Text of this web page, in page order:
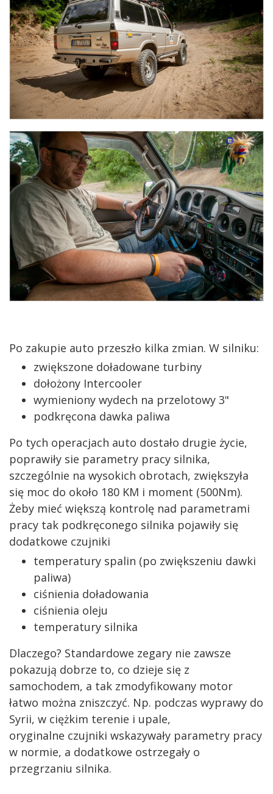
Po zakupie auto przeszło kilka zmian. W silniku:
zwiększone doładowane turbiny
dołożony Intercooler
wymieniony wydech na przelotowy 3"
podkręcona dawka paliwa
Po tych operacjach auto dostało drugie życie,
poprawiły sie parametry pracy silnika,
szczególnie na wysokich obrotach, zwiększyła
się moc do około 180 KM i moment (500Nm).
Żeby mieć większą kontrolę nad parametrami
pracy tak podkręconego silnika pojawiły się
dodatkowe czujniki
temperatury spalin (po zwiększeniu dawki
paliwa)
ciśnienia doładowania
ciśnienia oleju
temperatury silnika
Dlaczego? Standardowe zegary nie zawsze
pokazują dobrze to, co dzieje się z
samochodem, a tak zmodyfikowany motor
łatwo można zniszczyć. Np. podczas wyprawy do
Syrii, w ciężkim terenie i upale,
oryginalne czujniki wskazywały parametry pracy
w normie, a dodatkowe ostrzegały o
przegrzaniu silnika.